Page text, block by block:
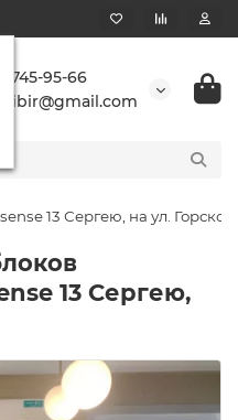
745-95-66
13 Сергею, на ул. Горской.
13 Сергею,